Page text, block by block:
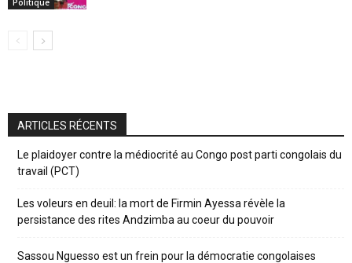
ARTICLES RÉCENTS
Le plaidoyer contre la médiocrité au Congo post parti congolais du
travail (PCT)
Les voleurs en deuil: la mort de Firmin Ayessa révèle la
persistance des rites Andzimba au coeur du pouvoir
Sassou Nguesso est un frein pour la démocratie congolaises